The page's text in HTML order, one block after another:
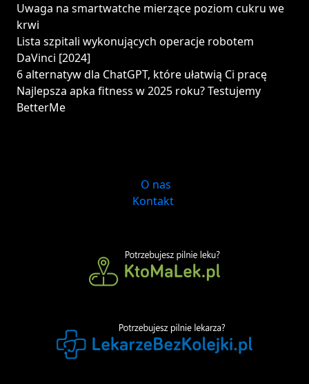
Uwaga na smartwatche mierzące poziom cukru we
krwi
Lista szpitali wykonujących operacje robotem
DaVinci [2024]
6 alternatyw dla ChatGPT, które ułatwią Ci pracę
Najlepsza apka fitness w 2025 roku? Testujemy
BetterMe
O nas
Kontakt